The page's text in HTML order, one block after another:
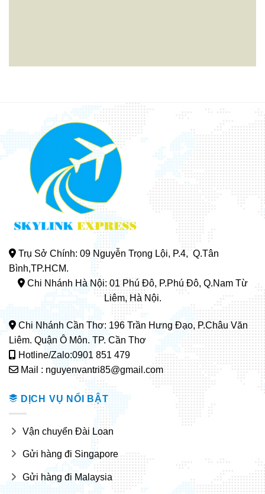
Trụ Sở Chính: 09 Nguyễn Trọng Lội, P.4, Q.Tân
Bình,TP.HCM.
Chi Nhánh Hà Nội: 01 Phú Đô, P.Phú Đô, Q.Nam Từ
Liêm, Hà Nội.
Chi Nhánh Cần Thơ: 196 Trần Hưng Đạo, P.Châu Văn
Liêm. Quận Ô Môn. TP. Cần Thơ
Hotline/Zalo:0901 851 479
Mail : nguyenvantri85@gmail.com
DỊCH VỤ NỔI BẬT
Vận chuyển Đài Loan
Gửi hàng đi Singapore
Gửi hàng đi Malaysia